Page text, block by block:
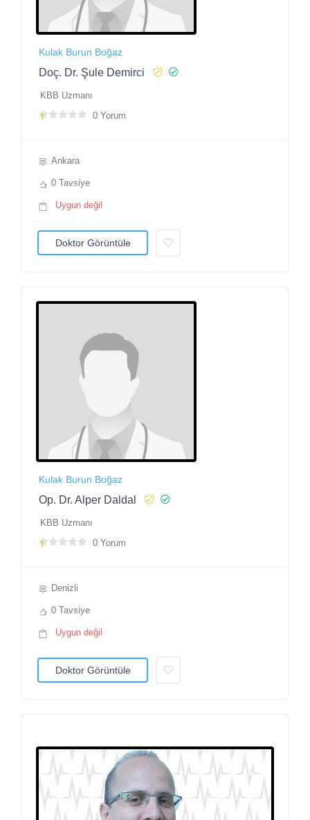
Kulak Burun Boğaz
Doç. Dr. Şule Demirci
KBB Uzmanı
0 Yorum
Ankara
0 Tavsiye
Uygun değil
Doktor Görüntüle
Kulak Burun Boğaz
Op. Dr. Alper Daldal
KBB Uzmanı
0 Yorum
Denizli
0 Tavsiye
Uygun değil
Doktor Görüntüle